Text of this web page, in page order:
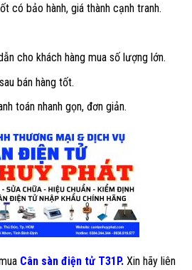
có bảo hành, giá thành cạnh tranh.
cho khách hàng mua số lượng lớn.
bán hàng tốt.
toán nhanh gọn, đơn giản.
Cân sàn điện tử T31P.Xin hãy liên